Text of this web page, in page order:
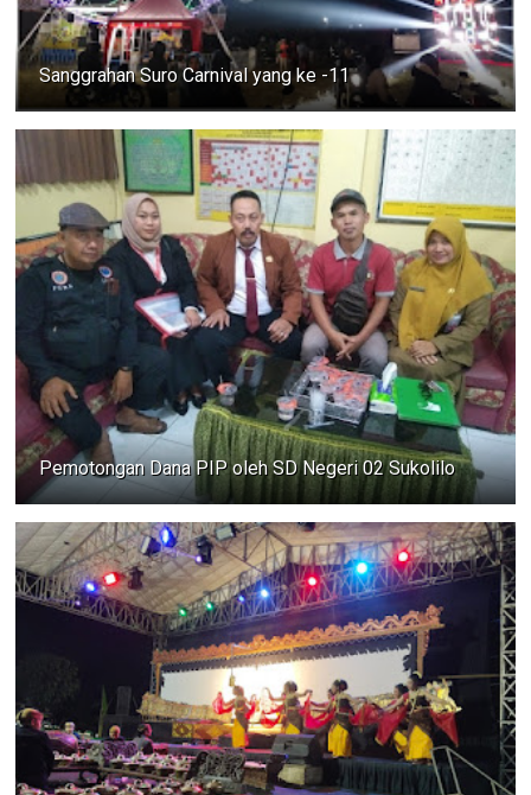
Sanggrahan Suro Carnival yang ke -11
Pemotongan Dana PIP oleh SD Negeri 02 Sukolilo